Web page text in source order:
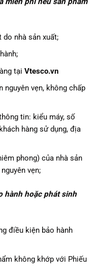
do nhà sản xuất;
tạiVtesco.vn
nguyên vẹn, không chấp
tin: kiểu máy, số
hàng sử dụng, địa
phong) của nhà sản
vẹn;
hành hoặc phát sinh
điều kiện bảo hành
không khớp với Phiếu